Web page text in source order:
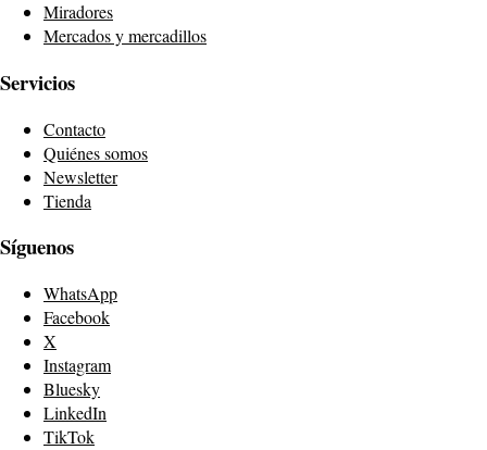
Miradores
Mercados y mercadillos
Servicios
Contacto
Quiénes somos
Newsletter
Tienda
Síguenos
WhatsApp
Facebook
X
Instagram
Bluesky
LinkedIn
TikTok